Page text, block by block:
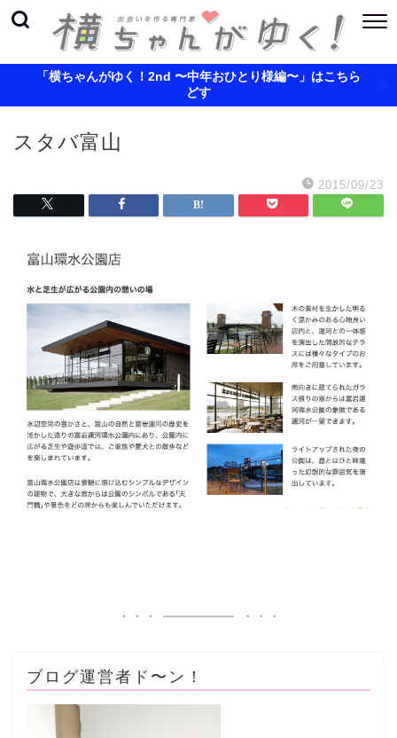
「横ちゃんがゆく！2nd 〜中年おひとり様編〜」はこちら
どす
スタバ富山
2015/09/23
ブログ運営者ド〜ン！